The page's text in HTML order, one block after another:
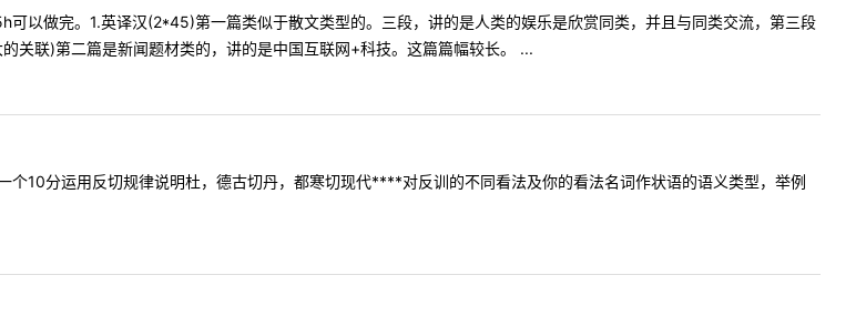
以做完。1.英译汉(2*45)第一篇类似于散文类型的。三段，讲的是人类的娱乐是欣赏同类，并且与同类交流，第三段
关联)第二篇是新闻题材类的，讲的是中国互联网+科技。这篇篇幅较长。 ...
10分运用反切规律说明杜，德古切丹，都寒切现代****对反训的不同看法及你的看法名词作状语的语义类型，举例